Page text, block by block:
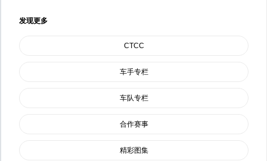
发现更多
CTCC
车手专栏
车队专栏
合作赛事
精彩图集